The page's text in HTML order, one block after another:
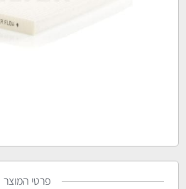
פרטי המוצר